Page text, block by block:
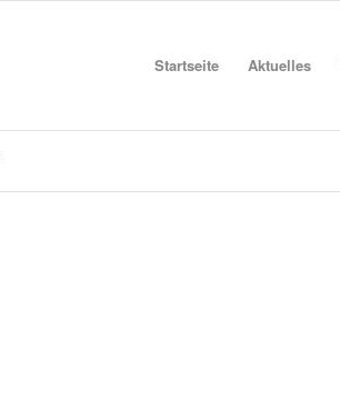
Startseite Aktuelles